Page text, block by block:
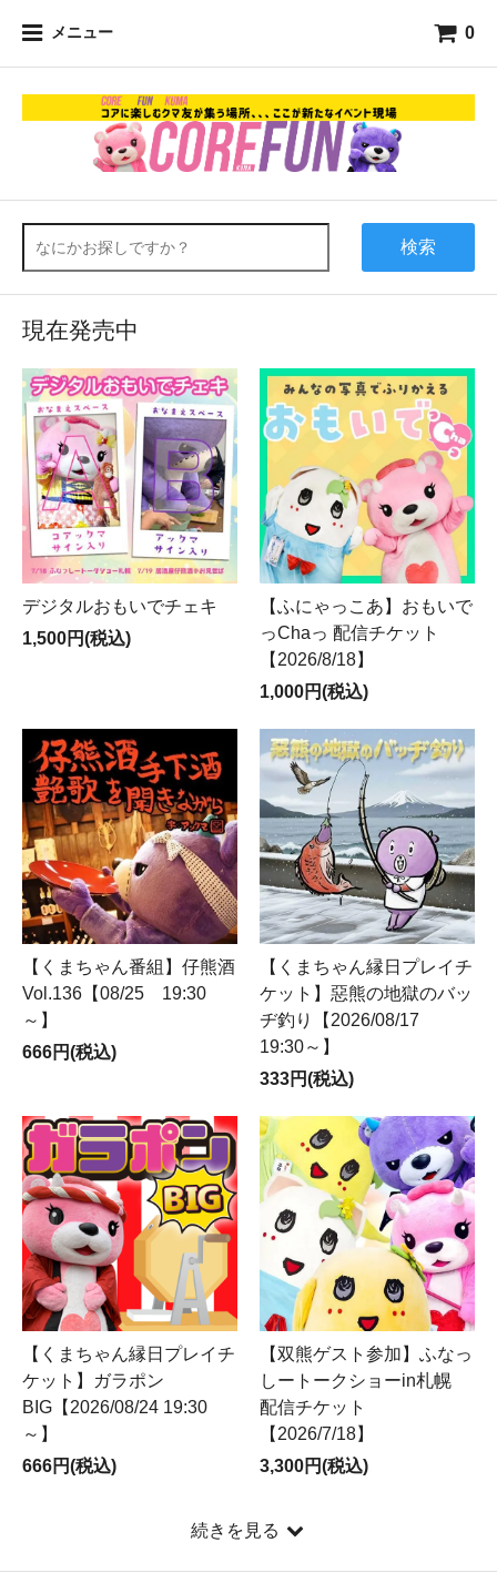
メニュー 0
検索
現在発売中
デジタルおもいでチェキ
1,500円(税込)
【ふにゃっこあ】おもいで
っChaっ 配信チケット
【2026/8/18】
1,000円(税込)
【くまちゃん番組】仔熊酒
Vol.136【08/25 19:30
～】
666円(税込)
【くまちゃん縁日プレイチ
ケット】惡熊の地獄のバッ
ヂ釣り【2026/08/17
19:30～】
333円(税込)
【くまちゃん縁日プレイチ
ケット】ガラポン
BIG【2026/08/24 19:30
～】
666円(税込)
【双熊ゲスト参加】ふなっ
しートークショーin札幌
配信チケット
【2026/7/18】
3,300円(税込)
続きを見る